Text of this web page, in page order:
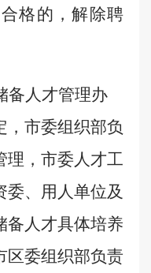
格的，解除聘
备人才管理办
市委组织部负
理， 市委人才工
委、 用人单位及
备人才具体培养
区委组织部负责